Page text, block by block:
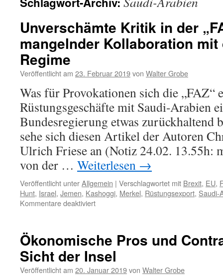
Unverschämte Kritik in der
mangelnder Kollaboration
Regime
Veröffentlicht am 23. Februar 2019von Walter Grobe
Was für Provokationen sich die „FAZ“
Rüstungsgeschäfte mit Saudi-Arabien
Bundesregierung etwas zurückhaltend
sehe sich diesen Artikel der Autoren
Ulrich Friese an (Notiz 24.02. 13.55h:
von der … Weiterlesen →
Veröffentlicht unterAllgemein | Verschlagwortet mit Brexit, EU,
Hunt, Israel, Jemen, Kashoggi, Merkel, Rüstungsexport, Saudi-
Kommentare deaktiviertfür
der
„FAZ“
an
mangelnder
Ökonomische Pros und
Sicht der Insel
Veröffentlicht am 20. Januar 2019von Walter Grobe